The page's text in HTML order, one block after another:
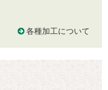
各種加工について